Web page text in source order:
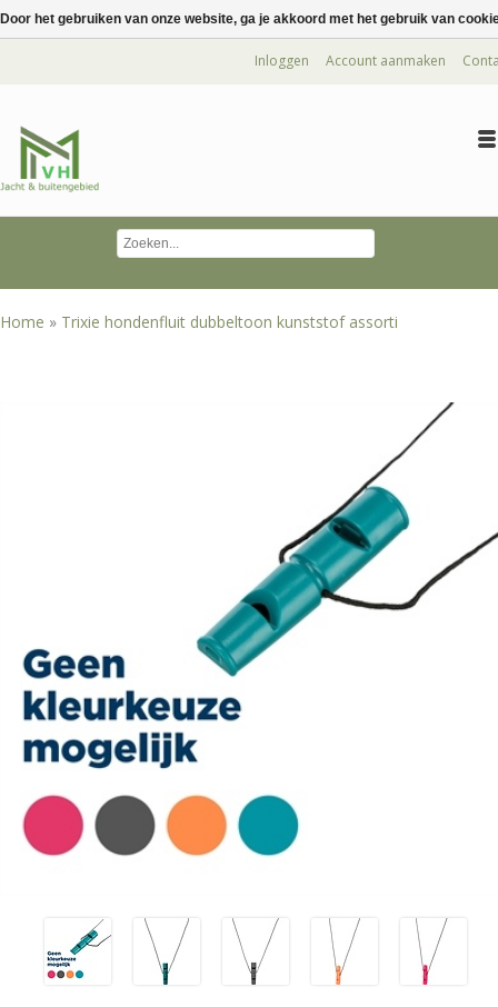
Inloggen Account aanmaken
Home » Trixie hondenfluit dubbeltoon kunststof assorti
Door het gebruiken van onze website, ga je akkoord met het gebruik van